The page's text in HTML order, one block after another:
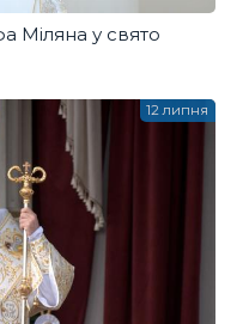
Міляна у свято
12 липня